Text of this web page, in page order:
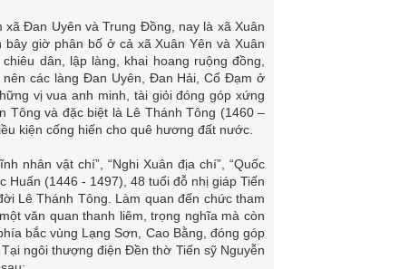
Đan Uyên và Trung Đồng, nay là xã Xuân
giờ phân bố ở cả xã Xuân Yên và Xuân
dân, lập làng, khai hoang ruộng đồng,
các làng Đan Uyên, Đan Hải, Cổ Đạm ở
vị vua anh minh, tài giỏi đóng góp xứng
Tông và đặc biệt là Lê Thánh Tông (1460 –
kiện cống hiến cho quê hương đất nước.
nhân vật chí”, “Nghi Xuân địa chí”, “Quốc
Huấn (1446 - 1497), 48 tuổi đỗ nhị giáp Tiến
Lê Thánh Tông. Làm quan đến chức tham
văn quan thanh liêm, trọng nghĩa mà còn
bắc vùng Lạng Sơn, Cao Bằng, đóng góp
ngôi thượng điện Đền thờ Tiến sỹ Nguyễn